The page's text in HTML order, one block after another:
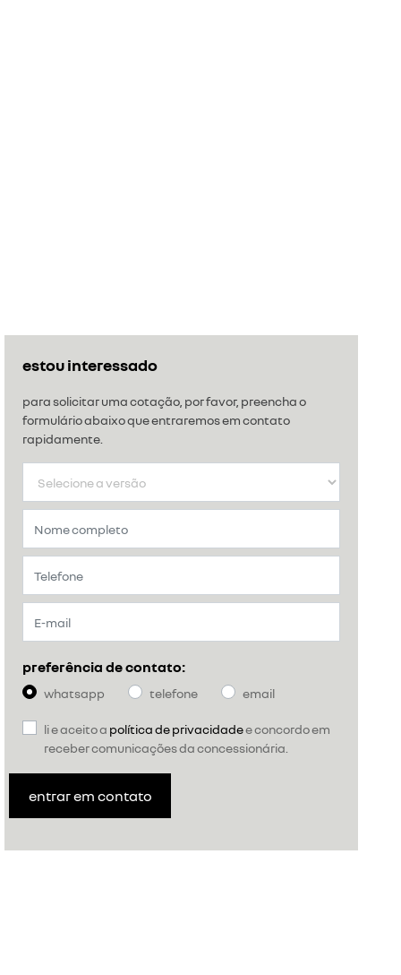
estou interessado
para solicitar uma cotação, por favor, preencha o
formulário abaixo que entraremos em contato
rapidamente.
preferência de contato:
whatsapp telefone email
li e aceito a política de privacidadee concordo em
receber comunicações da concessionária.
entrar em contato